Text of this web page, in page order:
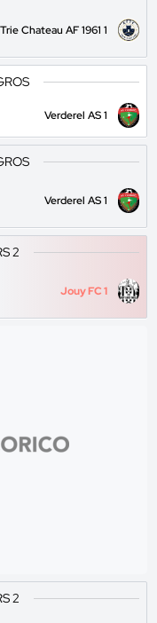
Trie Chateau AF 1961 1
Verderel AS 1
Verderel AS 1
2
Jouy FC 1
2